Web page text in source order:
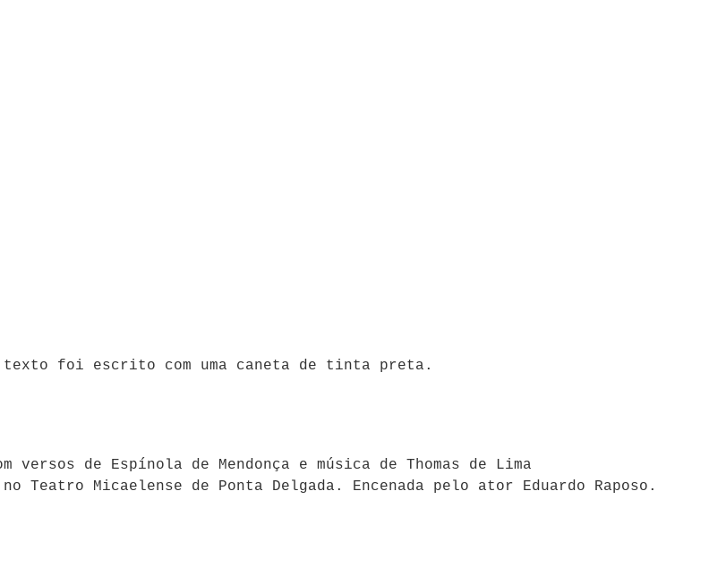
texto foi escrito com uma caneta de tinta preta.
de Espínola de Mendonça e música de Thomas de Lima
Teatro Micaelense de Ponta Delgada. Encenada pelo ator Eduardo Raposo.